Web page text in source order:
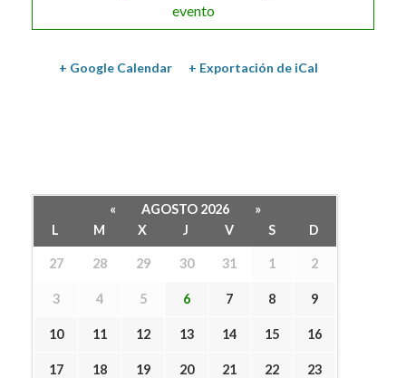
« AGOSTO 2026
»
L
M X J V S D
27 28 29 30 31 1 2
3 4 5 6 7 8 9
10 11 12 13 14 15 16
17 18 19 20 21 22 23
evento
+ Google Calendar + Exportación de iCal